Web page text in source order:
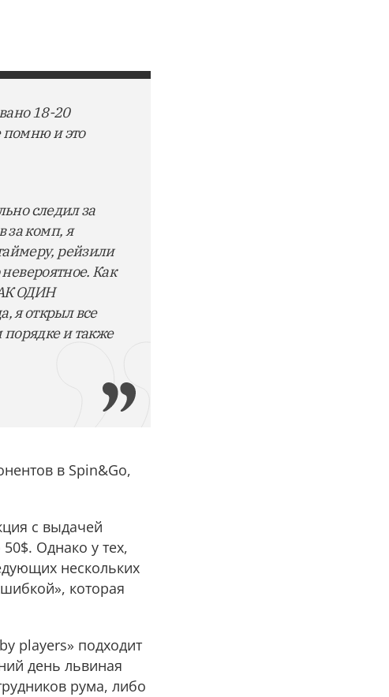
18-20
помню и это
следил за
за комп, я
рейзили
Как
ОДИН
я открыл все
и также
в Spin&Go,
с выдачей
Однако у тех,
нескольких
которая
players» подходит
день львиная
рума, либо